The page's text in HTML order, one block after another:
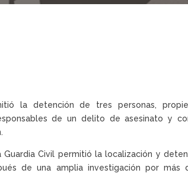
la detención de tres personas,
de un delito de asesinato y
Civil permitió la localización y
de una amplia investigación por más